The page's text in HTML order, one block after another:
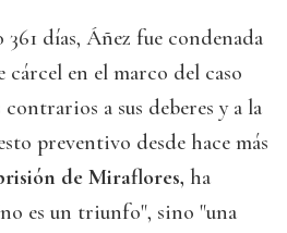
días, Áñez fue condenada
cárcel en el marco del caso
a sus deberes y a la
preventivo desde hace más
de Miraflores, ha
es un triunfo", sino "una